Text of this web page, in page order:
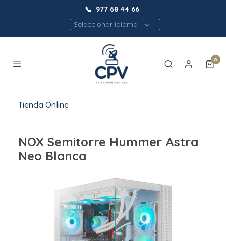
📞 977 68 44 66
Seleccionar idioma
0
Tienda Online
NOX Semitorre Hummer Astra
Neo Blanca